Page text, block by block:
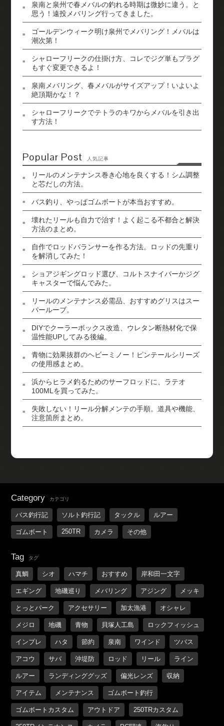
泉南と泉州で春メバルの釣れる時期は微妙に違う。と
思う！遠投メバリング行ってきました。
ゴールデンウィーク明け泉州でメバリング！メバルは
潮次第！
シャローフリークの仕掛け方、コレでジグ単もプラグ
もすぐ変更できるよ！
泉南メバリング、春メバルがサイズアップ！いよいよ
絶頂期かな！？
シャローフリークでテトラのキワからメバルを引き出
す方法！
Popular Post 人気記事
リールのメンテナンス巻き心地を良くする！シム調整
と芯だしの方法。
バス釣り、やっぱゴムボートが本当おすすめ。
壊れたリールも自力で治す！よく起こる不都合と解決
方法のまとめ。
自作でロッドバランサーを作る方法。ロッドの先重り
を解消してみた！
ショアジギングロッド選び、コルトスナイパーかジグ
キャスターで悩んでみた。
リールのメンテナンス必需品、おすすめグリスはスー
パールーブ。
DIYでクーラーボックス改造、ウレタン断熱材化で保
温性能UPしてみる後編。
青物に効果抜群のヘビーミノー！ピンテールシリーズ
の使用感まとめ。
浜からヒラメ釣るためのサーフロッドに、ラテオ
100MLを買ってみた。
失敗しない！リール分解メンテの手順。道具や機能、
注意箇所まとめ。
Category カテゴリ
バス釣行記 ソルト釣行記 タックル ルアー
ゴムボート 250TR カメラ その他
Tag タグ
真鯛 シオ ハマチ おすすめ 岸和田一文字
エギング 地磯巡り メバリング アジング メッキ
とっとパーク アクセサリー 加太漁港 オシャレ
メジロ 地磯 青物 貝塚人工島 ロックフィッシュ
インプレ ハタ 節約 泉南 ワインド ツバス
アコウ サバ 沖堤防 ロッド リール ライン
ルアー ランディンググッズ 偏光レンズ 収納
アイテム メンテナンス ゴムボート釣行
ゴムボートカスタム アウトドア 250TRカスタム